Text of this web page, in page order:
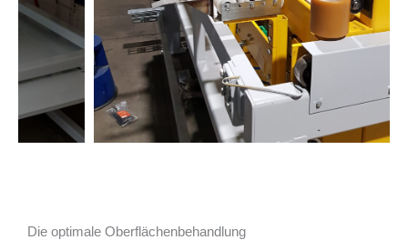
Die optimale Oberflächenbehandlung